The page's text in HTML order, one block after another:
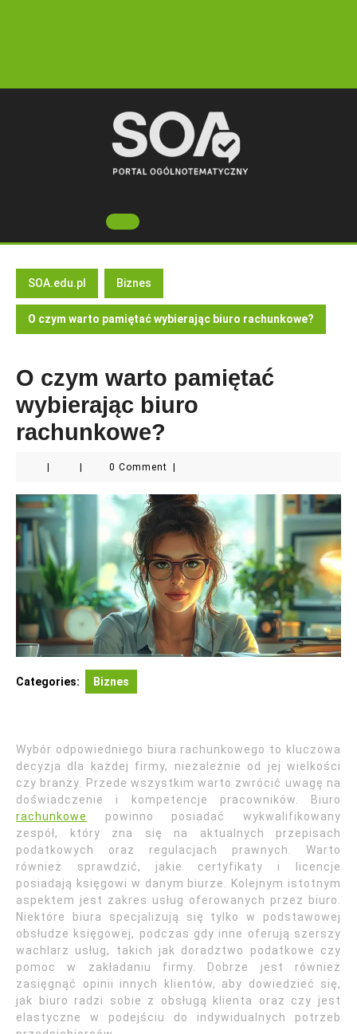
Open
Button
SOA.edu.pl Biznes
O czym warto pamiętać wybierając biuro rachunkowe?
O czym warto pamiętać
wybierając biuro
rachunkowe?
0 Comment
Categories: Biznes
Wybór odpowiedniego biura rachunkowego to kluczowa
decyzja dla każdej firmy, niezależnie od jej wielkości
czy branży. Przede wszystkim warto zwrócić uwagę na
doświadczenie i kompetencje pracowników. Biuro
rachunkowe
powinno posiadać wykwalifikowany
zespół, który zna się na aktualnych przepisach
podatkowych oraz regulacjach prawnych. Warto
również sprawdzić, jakie certyfikaty i licencje
posiadają księgowi w danym biurze. Kolejnym istotnym
aspektem jest zakres usług oferowanych przez biuro.
Niektóre biura specjalizują się tylko w podstawowej
obsłudze księgowej, podczas gdy inne oferują szerszy
wachlarz usług, takich jak doradztwo podatkowe czy
pomoc w zakładaniu firmy. Dobrze jest również
zasięgnąć opinii innych klientów, aby dowiedzieć się,
jak biuro radzi sobie z obsługą klienta oraz czy jest
elastyczne w podejściu do indywidualnych potrzeb